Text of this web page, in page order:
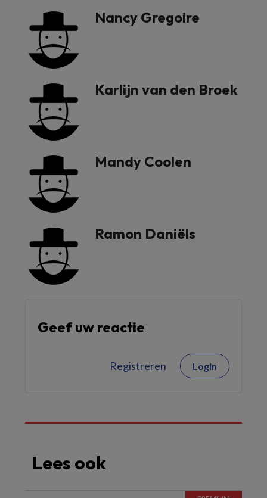
Nancy Gregoire
Karlijn van den Broek
Mandy Coolen
Ramon Daniëls
Geef uw reactie
Registreren Login
Lees ook